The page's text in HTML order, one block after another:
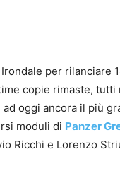
per rilanciare
copie rimaste,
ad oggi ancora il più
moduli di Panzer
Ricchi e Lorenzo